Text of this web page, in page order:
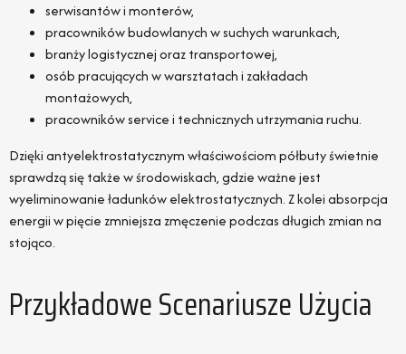
serwisantów i monterów,
pracowników budowlanych w suchych warunkach,
branży logistycznej oraz transportowej,
osób pracujących w warsztatach i zakładach
montażowych,
pracowników service i technicznych utrzymania ruchu.
Dzięki antyelektrostatycznym właściwościom półbuty świetnie
sprawdzą się także w środowiskach, gdzie ważne jest
wyeliminowanie ładunków elektrostatycznych. Z kolei absorpcja
energii w pięcie zmniejsza zmęczenie podczas długich zmian na
stojąco.
Przykładowe Scenariusze Użycia